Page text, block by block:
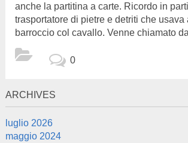
anche la partitina a carte. Ricordo in
trasportatore di pietre e detriti che usava
barroccio col cavallo. Venne chiamato
0
ARCHIVES
luglio 2026
maggio 2024